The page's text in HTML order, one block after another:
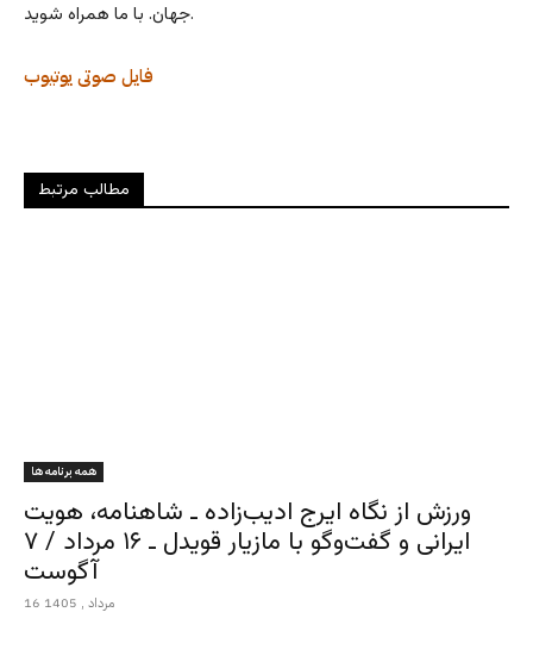
جهان. با ما همراه شوید.
یوتیوب فایل صوتی
مطالب مرتبط
همه برنامه ها
ورزش از نگاه ایرج ادیب‌زاده ـ شاهنامه، هویت
ایرانی و گفت‌وگو با مازیار قویدل ـ ۱۶ مرداد / ۷
آگوست
16 مرداد , 1405